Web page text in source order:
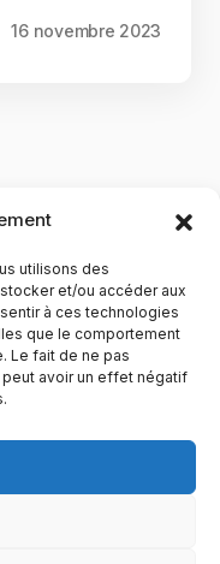
utilisons des
et/ou accéder aux
à ces technologies
que le comportement
Le fait de ne pas
avoir un effet négatif
16 novembre 2023
aux nouvelles
Fondé par
de l’innovation,
une approche